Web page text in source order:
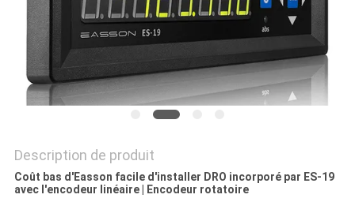
PRIVACY
POLICY
Description de produit
Coût bas d'Easson facile d'installer DRO incorporé par ES-19
avec l'encodeur linéaire | Encodeur rotatoire